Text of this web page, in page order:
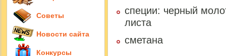
специи: черный
листа
сметана
Советы
Новости сайта
Конкурсы